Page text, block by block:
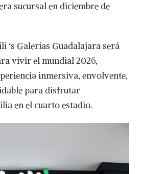
sucursal en diciembre de
‘s Galerías Guadalajara será
vivir el mundial 2026,
inmersiva, envolvente,
para disfrutar
en el cuarto estadio.